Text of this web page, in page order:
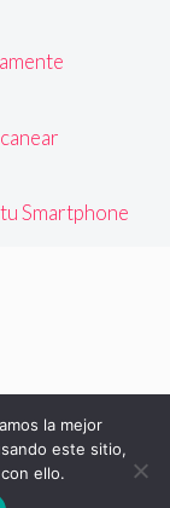
Smartphone
la mejor
este sitio,
ello.